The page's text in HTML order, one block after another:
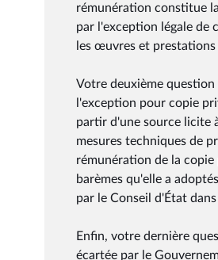
rémunération constitue
par l'exception légale de
les œuvres et
Votre deuxième
l'exception pour copie
partir d'une source licite
mesures techniques de
rémunération de la
barèmes qu'elle a
par le Conseil d'État
Enfin, votre dernière
écartée par le